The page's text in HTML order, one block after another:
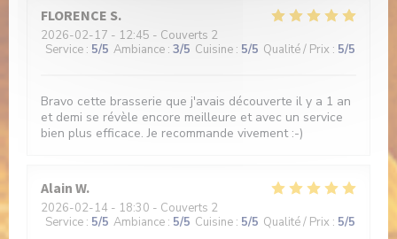
FLORENCE S
2026-02-17 - 12:45 - Couverts 2
Service : 5/5 Ambiance : 3/5 Cuisine : 5/5 Qualité / Prix : 5/5
Bravo cette brasserie que j'avais découverte il y a 1 an
et demi se révèle encore meilleure et avec un service
bien plus efficace. Je recommande vivement :-)
Alain W
2026-02-14 - 18:30 - Couverts 2
Service : 5/5 Ambiance : 5/5 Cuisine : 5/5 Qualité / Prix : 5/5